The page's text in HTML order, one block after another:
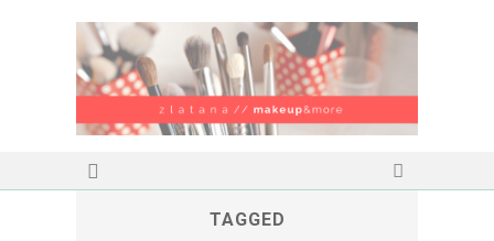
TAGGED